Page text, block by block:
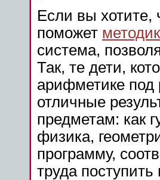
Если вы
поможет
система,
Так, те дети,
арифметике под
отличные
предметам: как
физика,
программу,
труда